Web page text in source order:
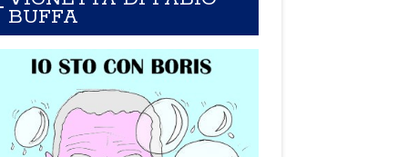
BUFFA